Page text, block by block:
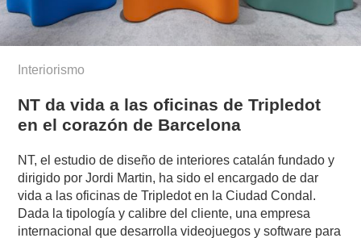
Interiorismo
NT da vida a las oficinas de Tripledot
en el corazón de Barcelona
NT, el estudio de diseño de interiores catalán fundado y
dirigido por Jordi Martin, ha sido el encargado de dar
vida a las oficinas de Tripledot en la Ciudad Condal.
Dada la tipología y calibre del cliente, una empresa
internacional que desarrolla videojuegos y software para